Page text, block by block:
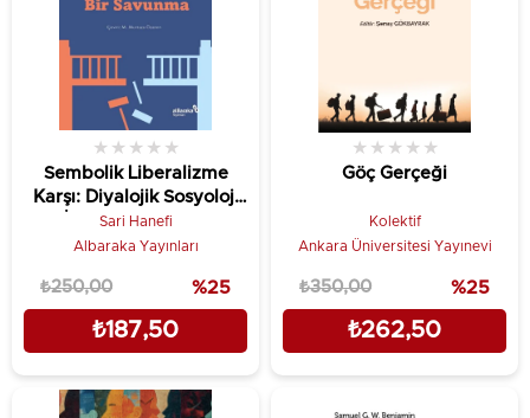
Sembolik Liberalizme
Karşı: Diyalojik Sosyoloji
İçin Bir Savunma
★ ★ ★ ★ ★
Sari Hanefi
Albaraka Yayınları
₺187,50
₺250,00 %25
Göç Gerçeği
★ ★ ★ ★ ★
Kolektif
Ankara Üniversitesi Yayınevi
₺262,50
₺350,00 %25